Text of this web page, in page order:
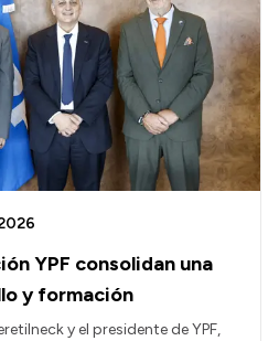
YPF consolidan una
y formación
y el presidente de YPF,